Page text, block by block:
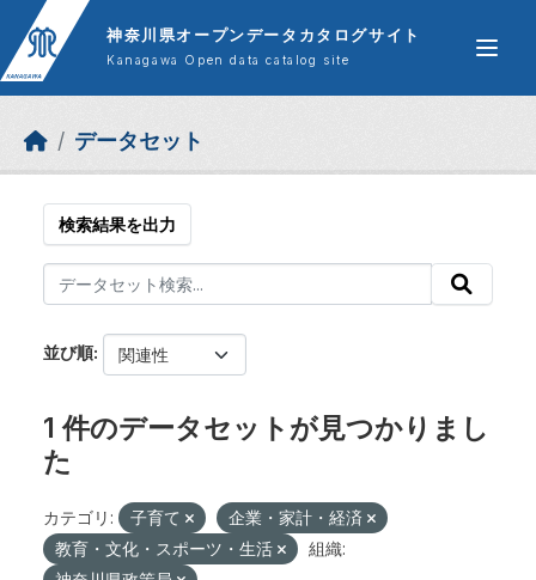
Skip to main content
神奈川県オープンデータカタログサイト
Kanagawa Open data catalog site
データセット
検索結果を出力
並び順
1 件のデータセットが見つかりまし
た
カテゴリ: 子育て
企業・家計・経済
教育・文化・スポーツ・生活
組織: